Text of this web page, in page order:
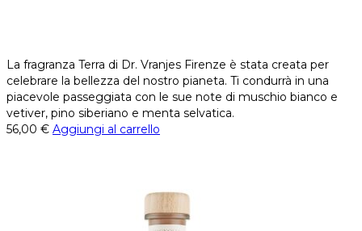
La fragranza Terra di Dr. Vranjes Firenze è stata creata per
celebrare la bellezza del nostro pianeta. Ti condurrà in una
piacevole passeggiata con le sue note di muschio bianco e
vetiver, pino siberiano e menta selvatica.
56,00 € Aggiungi al carrello